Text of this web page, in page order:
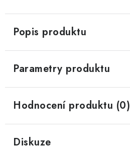
Popis produktu
Parametry produktu
Hodnocení produktu (0)
Diskuze